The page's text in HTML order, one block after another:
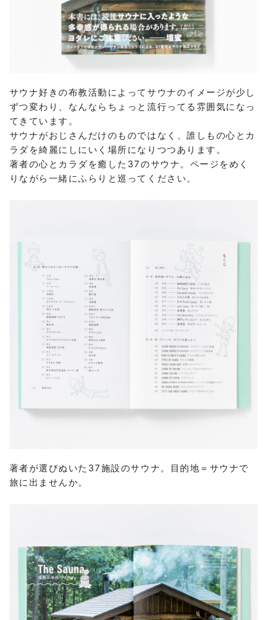
サウナ好きの布教活動によってサウナのイメージが少し
ずつ変わり、なんならちょっと流行ってる雰囲気になっ
てきています。
サウナがおじさんだけのものではなく、誰しもの心とカ
ラダを綺麗にしにいく場所になりつつあります。
著者の心とカラダを癒した37のサウナ。ページをめく
りながら一緒にふらりと巡ってください。
著者が選びぬいた37施設のサウナ。目的地＝サウナで
旅に出ませんか。